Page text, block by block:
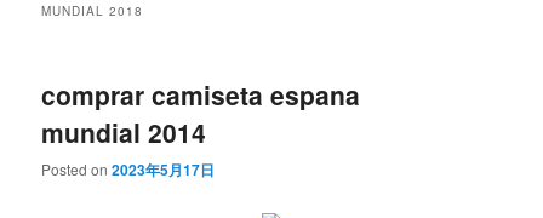
MUNDIAL 2018
comprar camiseta espana
mundial 2014
Posted on2023年5月17日